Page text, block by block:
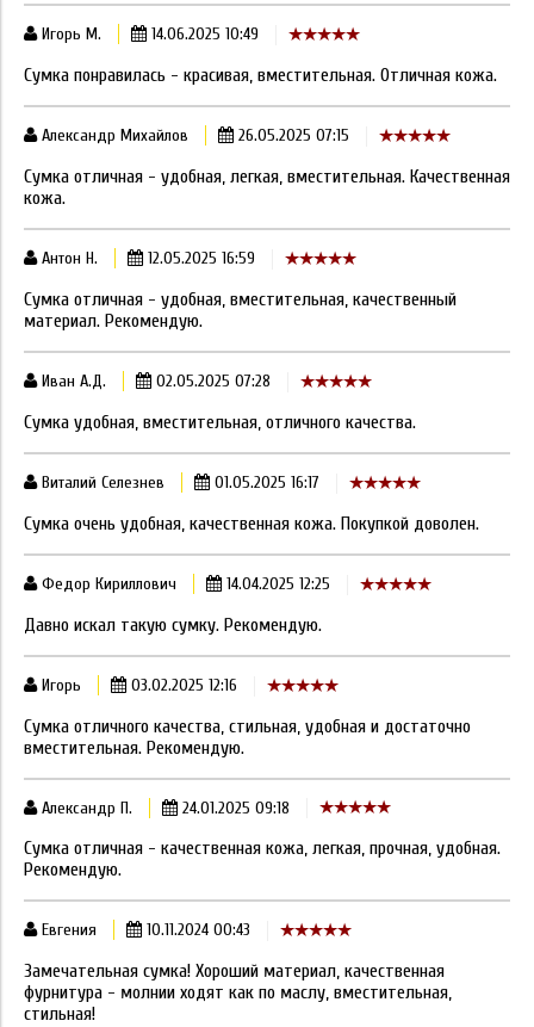
Игорь М. 14.06.2025 10:49
Сумка понравилась - красивая, вместительная. Отличная кожа.
Александр Михайлов 26.05.2025 07:15
Сумка отличная - удобная, легкая, вместительная. Качественная
кожа.
Антон Н. 12.05.2025 16:59
Сумка отличная - удобная, вместительная, качественный
материал. Рекомендую.
Иван А.Д. 02.05.2025 07:28
Сумка удобная, вместительная, отличного качества.
Виталий Селезнев 01.05.2025 16:17
Сумка очень удобная, качественная кожа. Покупкой доволен.
Федор Кириллович 14.04.2025 12:25
Давно искал такую сумку. Рекомендую.
Игорь 03.02.2025 12:16
Сумка отличного качества, стильная, удобная и достаточно
вместительная. Рекомендую.
Александр П. 24.01.2025 09:18
Сумка отличная - качественная кожа, легкая, прочная, удобная.
Рекомендую.
Евгения 10.11.2024 00:43
Замечательная сумка! Хороший материал, качественная
фурнитура - молнии ходят как по маслу, вместительная,
стильная!